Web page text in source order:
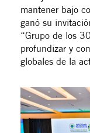
mantener bajo
ganó su
“Grupo de los
profundizar y
globales de la